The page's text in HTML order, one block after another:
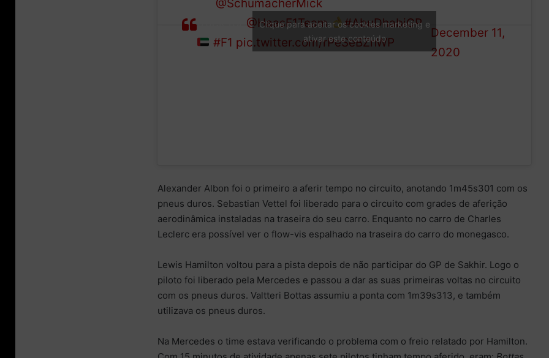
@SchumacherMick
@HaasF1Team
#AbuDhabiGP
#F1 pic.twitter.com/rPeSeBZhWP
(@F1)
December 11,
2020
Clique para aceitar os cookies marketing e
ativar este conteúdo
Alexander Albon foi o primeiro a aferir tempo no circuito, anotando 1m45s301 com os
pneus duros. Sebastian Vettel foi liberado para o circuito com grades de aferição
aerodinâmica instaladas na traseira do seu carro. Enquanto no carro de Charles
Leclerc era possível ver o flow-vis espalhado na traseira do carro do monegasco.
Lewis Hamilton voltou para a pista depois de não participar do GP de Sakhir. Logo o
piloto foi liberado pela Mercedes e passou a dar as suas primeiras voltas no circuito
com os pneus duros. Valtteri Bottas assumiu a ponta com 1m39s313, e também
utilizava os pneus duros.
Na Mercedes o time estava verificando o problema com o freio relatado por Hamilton.